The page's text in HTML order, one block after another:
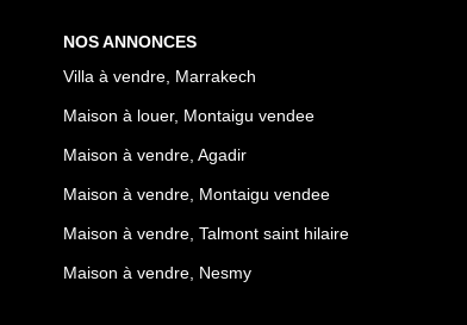
NOS ANNONCES
Villa à vendre, Marrakech
Maison à louer, Montaigu vendee
Maison à vendre, Agadir
Maison à vendre, Montaigu vendee
Maison à vendre, Talmont saint hilaire
Maison à vendre, Nesmy